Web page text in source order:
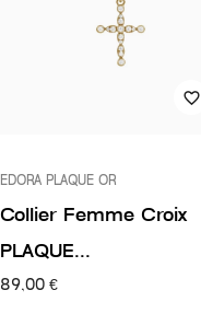
favorite_border
EDORA PLAQUE OR
Collier Femme Croix
PLAQUE...
89,00 €